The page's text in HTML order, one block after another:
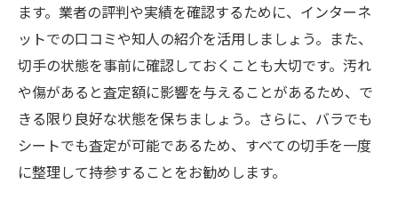
ます。業者の評判や実績を確認するために、インターネ
ットでの口コミや知人の紹介を活用しましょう。また、
切手の状態を事前に確認しておくことも大切です。汚れ
や傷があると査定額に影響を与えることがあるため、で
きる限り良好な状態を保ちましょう。さらに、バラでも
シートでも査定が可能であるため、すべての切手を一度
に整理して持参することをお勧めします。